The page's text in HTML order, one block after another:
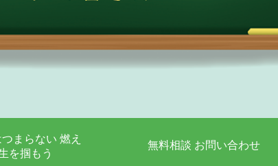
まらない 燃え
を掴もう
無料相談 お問い合わせ